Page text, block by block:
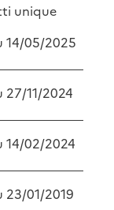
unique
14/05/2025
27/11/2024
14/02/2024
23/01/2019